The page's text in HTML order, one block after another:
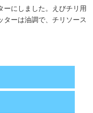
ーにしました。えびチリ用
ターは油調で、チリソース